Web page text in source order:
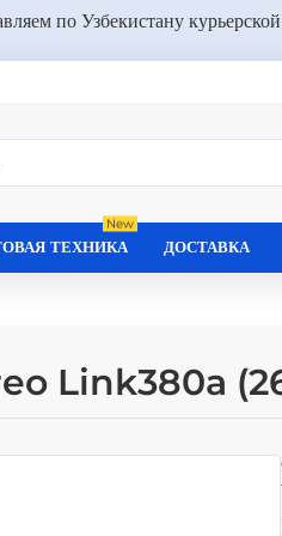
по Узбекистану
ТЕХНИКА
New
ДОСТАВКА
Link380a